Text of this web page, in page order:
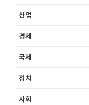
산업
경제
국제
정치
사회